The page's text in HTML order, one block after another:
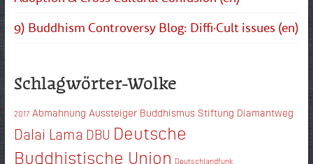
9) Buddhism Controversy Blog: Diffi·Cult issues (en)
Schlagwörter-Wolke
2017 Abmahnung Aussteiger Buddhismus Stiftung Diamantweg
Dalai Lama DBU Deutsche
Buddhistische Union Deutschlandfunk